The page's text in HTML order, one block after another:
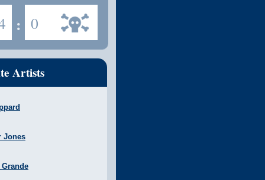
: 0
Artists
Jones